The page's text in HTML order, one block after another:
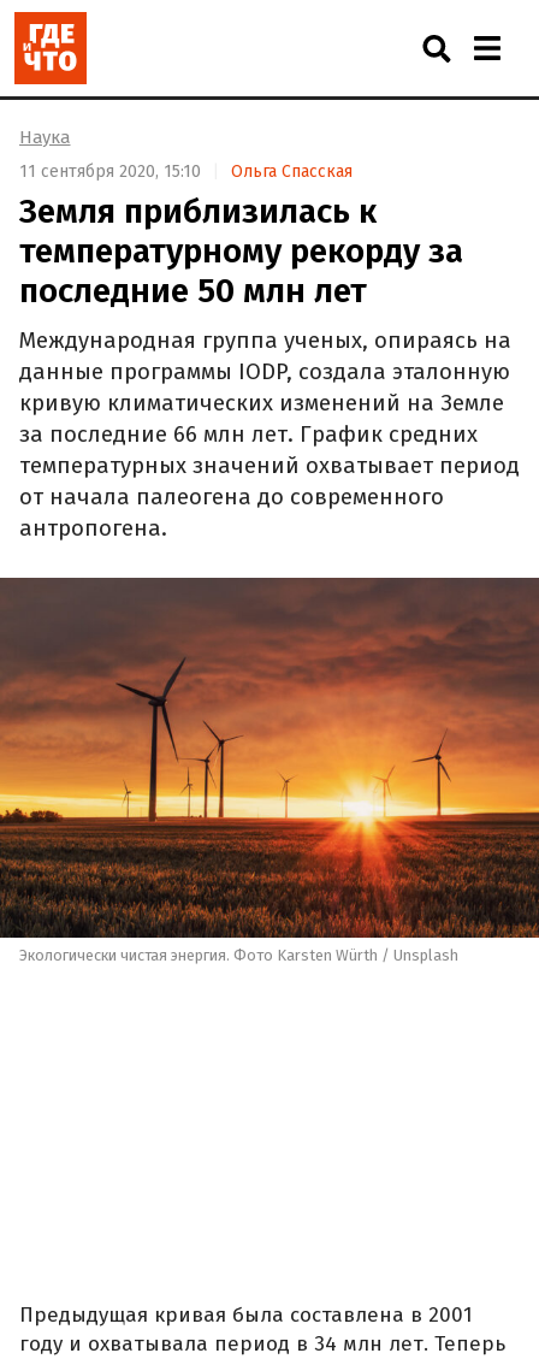
Наука
11 сентября 2020, 15:10 Ольга Спасская
Земля приблизилась к
температурному рекорду за
последние 50 млн лет
Международная группа ученых, опираясь на
данные программы IODP, создала эталонную
кривую климатических изменений на Земле
за последние 66 млн лет. График средних
температурных значений охватывает период
от начала палеогена до современного
антропогена.
Экологически чистая энергия. Фото Karsten Würth / Unsplash
Предыдущая кривая была составлена в 2001
году и охватывала период в 34 млн лет. Теперь